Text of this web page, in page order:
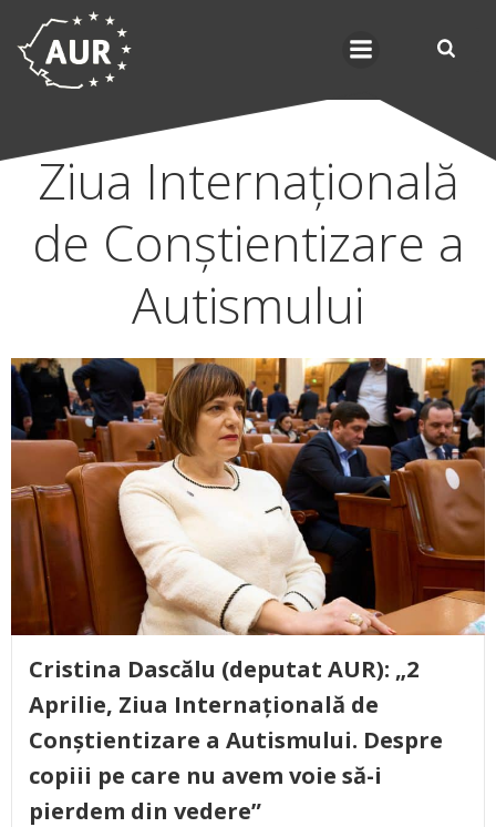
Ziua Internațională
de Conștientizare a
Autismului
Cristina Dascălu (deputat AUR): „2
Aprilie, Ziua Internațională de
Conștientizare a Autismului. Despre
copiii pe care nu avem voie să-i
pierdem din vedere”